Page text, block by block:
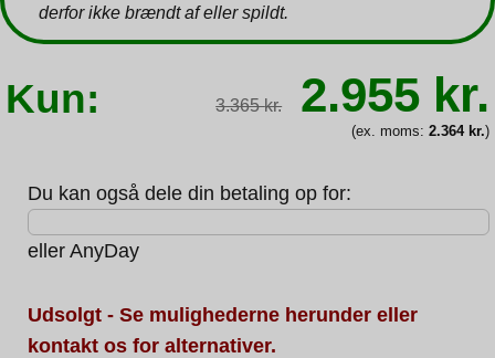
derfor ikke brændt af eller spildt.
Kun: 3.365kr. Den
pris
var:
2.955 kr.
(ex. moms: 2.364 kr.)
Du kan også dele din betaling op for:
eller AnyDay
Udsolgt - Se mulighederne herunder eller
kontakt os for alternativer.